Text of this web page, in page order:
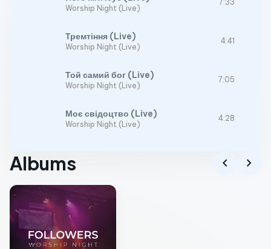
Worship Night (Live)
7:33
Тремтіння (Live)
Worship Night (Live)
4:41
Той самий бог (Live)
Worship Night (Live)
7:05
Моє свідоцтво (Live)
Worship Night (Live)
4:28
Albums chevron_left chevron_right